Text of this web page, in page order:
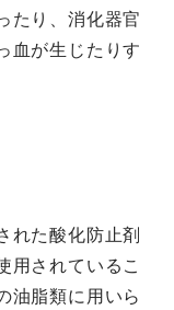
たり、消化器官
血が生じたりす
れた酸化防止剤
用されているこ
油脂類に用いら